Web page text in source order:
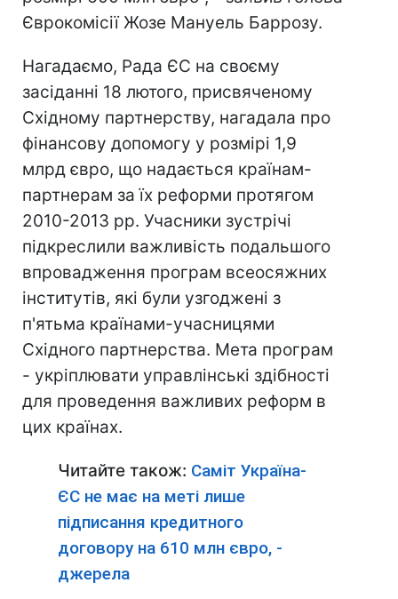
Єврокомісії Жозе Мануель Баррозу.
Нагадаємо, Рада ЄС на своєму
засіданні 18 лютого, присвяченому
Східному партнерству, нагадала про
фінансову допомогу у розмірі 1,9
млрд євро, що надається країнам-
партнерам за їх реформи протягом
2010-2013 рр. Учасники зустрічі
підкреслили важливість подальшого
впровадження програм всеосяжних
інститутів, які були узгоджені з
п'ятьма країнами-учасницями
Східного партнерства. Мета програм
- укріплювати управлінські здібності
для проведення важливих реформ в
цих країнах.
Читайте також: Саміт Україна-
ЄС не має на меті лише
підписання кредитного
договору на 610 млн євро, -
джерела